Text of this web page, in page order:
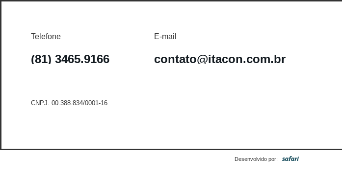
Telefone
(81) 3465.9166
CNPJ: 00.388.834/0001-16
E-mail
contato@itacon.com.br
Desenvolvido por: